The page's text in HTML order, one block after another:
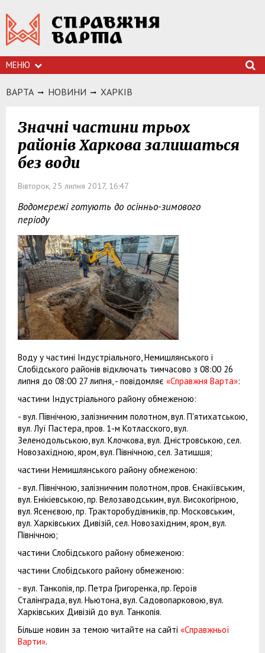
МЕНЮ
ВАРТА НОВИНИ ХАРКIВ
Значні частини трьох
районів Харкова залишаться
без води
Вівторок, 25 липня 2017, 16:47
Водомережі готують до осінньо-зимового
періоду
Воду у частині Індустріального, Немишлянського і
Слобідського районів відключать тимчасово з 08:00 26
липня до 08:00 27 липня, - повідомляє «Справжня Варта»:
частини Індустріального району обмеженою:
- вул. Північною, залізничним полотном, вул. П'ятихатською,
вул. Луї Пастера, пров. 1-м Котласского, вул.
Зеленодольською, вул. Клочкова, вул. Дністровською, сел.
Новозахідною, яром, вул. Північною, сел. Затишшя;
частини Немишлянського району обмеженою:
- вул. Північною, залізничним полотном, пров. Єнакіївським,
вул. Енікіевською, пр. Велозаводським, вул. Високогірною,
вул. Ясенєвою, пр. Тракторобудівників, пр. Московським,
вул. Харківських Дивізій, сел. Новозахідним, яром, вул.
Північною;
частини Слобідського району обмеженою:
частини Слобідського району обмеженою:
- вул. Танкопія, пр. Петра Григоренка, пр. Героїв
Сталінграда, вул. Ньютона, вул. Садовопарковою, вул.
Харківських Дивізій до вул. Танкопія.
Більше новин за темою читайте на сайті «Справжньої
Варти».